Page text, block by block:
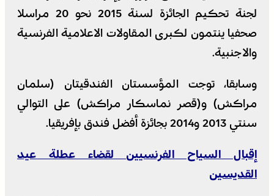
لجنة تحكيم الجائزة لسنة 2015 نحو 20 مراسلا
صحفيا ينتمون لكبرى المقاولات الاعلامية الفرنسية
والاجنبية.
وسابقا، توجت المؤسستان الفندقيتان (سلمان
مراكش) و(قصر نماسكار مراكش) على التوالي
سنتي 2013 و2014 بجائزة أفضل فندق بإفريقيا.
إقبال السياح الفرنسيين لقضاء عطلة عيد
القديسين